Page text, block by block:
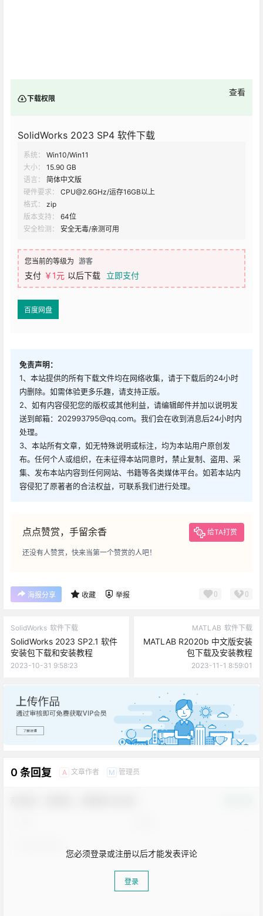
下载权限
查看
SolidWorks 2023 SP4 软件下载
系统：
Win10/Win11
大小：
15.90 GB
语言：
简体中文版
硬件要求：
CPU@2.6GHz/运存16GB以上
格式：
zip
版本支持：
64位
安全检测：
安全无毒/亲测可用
您当前的等级为 游客
支付 ￥1元 以后下载 立即支付
百度网盘
免责声明：
1、本站提供的所有下载文件均在网络收集，请于下载后的24小时
内删除。如需体验更多乐趣，请支持正版。
2、如有内容侵犯您的版权或其他利益，请编辑邮件并加以说明发
送到邮箱：202993795@qq.com。我们会在收到消息后24小时内
处理。
3、本站所有文章，如无特殊说明或标注，均为本站用户原创发
布。任何个人或组织，在未征得本站同意时，禁止复制、盗用、采
集、发布本站内容到任何网站、书籍等各类媒体平台。如若本站内
容侵犯了原著者的合法权益，可联系我们进行处理。
点点赞赏，手留余香 给TA打赏
还没有人赞赏，快来当第一个赞赏的人吧！
海报分享 收藏 举报 0 0
SolidWorks 软件下载
SolidWorks 2023 SP2.1 软件
安装包下载和安装教程
2023-10-31 9:58:23
MATLAB 软件下载
MATLAB R2020b 中文版安装
包下载及安装教程
2023-11-1 8:59:01
广告
0 条回复 A 文章作者 M 管理员
您必须登录或注册以后才能发表评论
登录